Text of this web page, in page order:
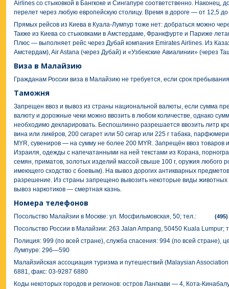
Airlines со стыковкой в Бангкоке и Сингапуре соответственно.
перелет через любую европейскую столицу. Время в дороге — от 12,5 до
Прямых рейсов из Киева в Куала-Лумпур тоже нет: добраться можно
Также из Киева со стыковками в Амстердаме, Франкфурте и Париже
Плюс — выполняет рейс через Дубай компания Emirates Airlines. Из
Амстердам), Air Astana (через Дубай) и «Узбекские Авиалинии» (через
Виза в Малайзию
Гражданам России виза в Малайзию не требуется, если срок
Таможня
Запрещен ввоз и вывоз из страны национальной валюты, если сумма
валюту и дорожные чеки можно ввозить в любом количестве, однако
необходимо декларировать. Беспошлинно разрешается ввозить литр
вина или ликёров, 200 сигарет или 50 сигар или 225 г табака,
MYR, сувениров — на сумму не более 200 MYR. Запрещён ввоз товаров
Израиля, одежды с напечатанными на ней текстами из Корана,
семян, приматов, золотых изделий массой свыше 100 г, оружия любого
имеющего сходство с боевым). На вывоз дорогих антикварных
разрешение. Из страны запрещено вывозить некоторые виды животных
вывоз наркотиков — смертная казнь.
Номера телефонов
Посольство Малайзии в Москве: ул. Мосфильмовская, 50; тел.: (495)
Посольство России в Малайзии: 263 Jalan Ampang, 50450 Kuala Lumpur;
Полиция: 999 (по всей стране), служба спасения: 994 (по всей стране),
Лумпуре: 296—590
Малайзийская ассоциация туризма и путешествий (Malaysian
6881, факс: 03-9287 6880
Коды некоторых городов и регионов: остров Лангкави — 4, Кота-